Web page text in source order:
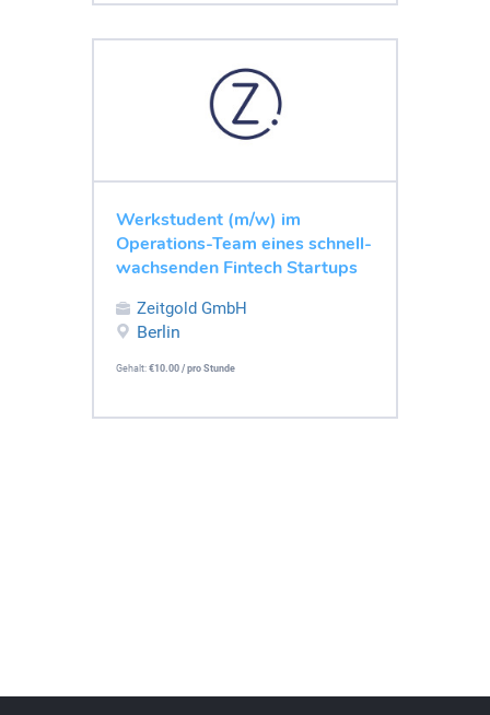
Werkstudent (m/w) im
Operations-Team eines schnell-
wachsenden Fintech Startups
Zeitgold GmbH
Berlin
Gehalt: €10.00 / pro Stunde